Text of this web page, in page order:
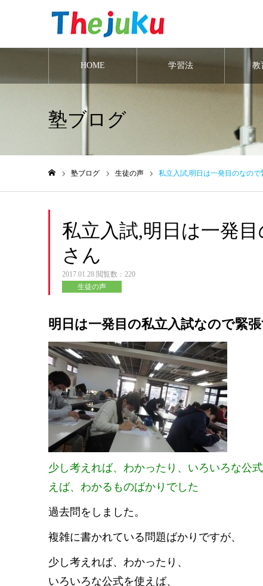
HOME 学習法 教
塾ブログ
塾ブログ 生徒の声 私立入試,明日は一発目のなの
私立入試,明日は一発
さん
2017.01.28 閲覧数：220
生徒の声
明日は一発目の私立入試なので緊
少し考えれば、わかったり、いろいろな公
えば、わかるものばかりでした
過去問をしました。
複雑に書かれている問題ばかりですが、
少し考えれば、わかったり、
いろいろな公式を使えば、